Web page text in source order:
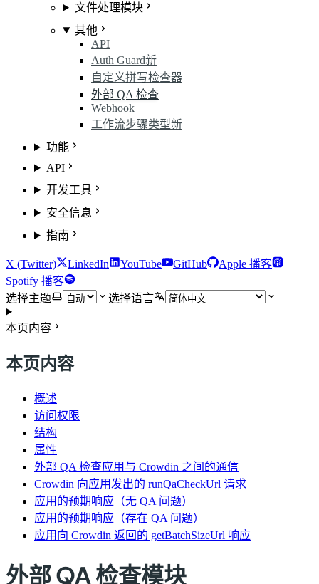
文件处理模块
其他
API
Auth Guard新
自定义拼写检查器
外部 QA 检查
Webhook
工作流步骤类型新
功能
API
开发工具
安全信息
指南
X (Twitter) LinkedIn YouTube GitHub
Apple 播客
Spotify 播客
选择主题
选择语言
本页内容
本页内容
概述
访问权限
结构
属性
外部 QA 检查应用与 Crowdin 之间的通信
Crowdin 向应用发出的 runQaCheckUrl 请求
应用的预期响应（无 QA 问题）
应用的预期响应（存在 QA 问题）
应用向 Crowdin 返回的 getBatchSizeUrl 响应
外部 QA 检查模块